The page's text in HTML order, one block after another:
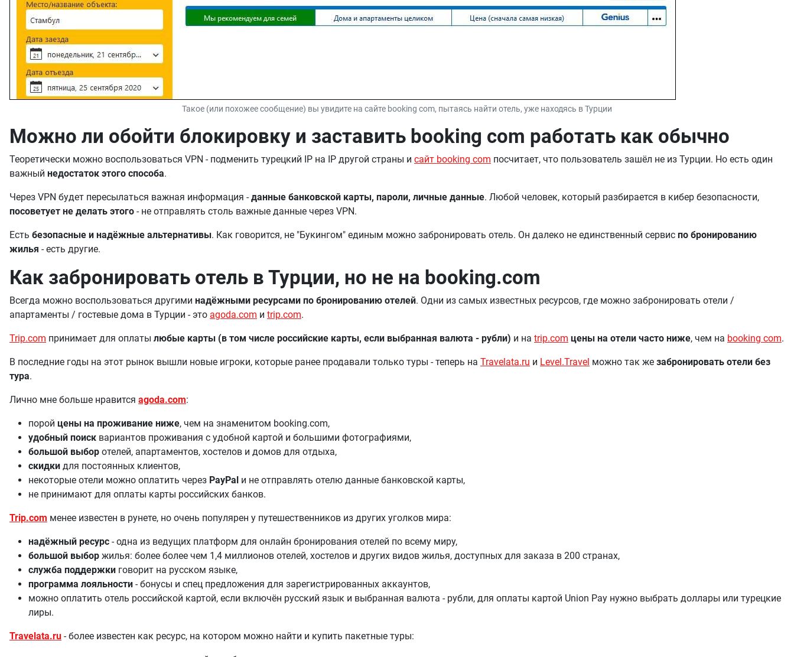
Такое (или похожее сообщение) вы увидите на сайте booking com, пытаясь найти отель, уже находясь в Турции
Можно ли обойти блокировку и заставить booking com работать как обычно
Теоретически можно воспользоваться VPN - подменить турецкий IP на IP другой страны и сайт booking com посчитает, что пользователь зашёл не из Турции. Но есть один
важный недостаток этого способа.
Через VPN будет пересылаться важная информация -данные банковской карты, пароли, личные данные. Любой человек, который разбирается в кибер безопасности,
посоветует не делать этого - не отправлять столь важные данные через VPN.
Есть безопасные и надёжные альтернативы. Как говорится, не "Букингом" единым можно забронировать отель. Он далеко не единственный сервис по бронированию
жилья - есть другие.
Как забронировать отель в Турции, но не на booking.com
Всегда можно воспользоваться другими надёжными ресурсами по бронированию отелей. Одни из самых известных ресурсов, где можно забронировать отели /
апартаменты / гостевые дома в Турции - это agoda.com и trip.com.
Trip.com принимает для оплаты любые карты (в том числе российские карты, если выбранная валюта - рубли) и на trip.com цены на отели часто ниже, чем на booking com.
В последние годы на этот рынок вышли новые игроки, которые ранее продавали только туры - теперь на Travelata.ru и Level.Travel можно так же забронировать отели без
тура.
Лично мне больше нравится agoda.com:
порой цены на проживание ниже, чем на знаменитом booking.com,
удобный поиск вариантов проживания с удобной картой и большими фотографиями,
большой выбор отелей, апартаментов, хостелов и домов для отдыха,
скидки для постоянных клиентов,
некоторые отели можно оплатить через PayPal и не отправлять отелю данные банковской карты,
не принимают для оплаты карты российских банков.
Trip.com менее известен в рунете, но очень популярен у путешественников из других уголков мира:
надёжный ресурс - одна из ведущих платформ для онлайн бронирования отелей по всему миру,
большой выбор жилья: более более чем 1,4 миллионов отелей, хостелов и других видов жилья, доступных для заказа в 200 странах,
служба поддержки говорит на русском языке,
программа лояльности - бонусы и спец предложения для зарегистрированных аккаунтов,
можно оплатить отель российской картой, если включён русский язык и выбранная валюта - рубли, для оплаты картой Union Pay нужно выбрать доллары или турецкие
лиры.
Travelata.ru - более известен как ресурс, на котором можно найти и купить пакетные туры: